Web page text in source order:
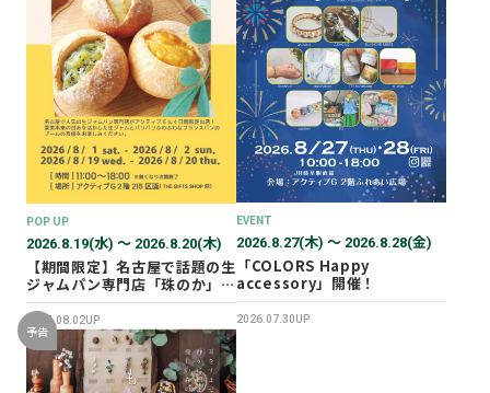
POP UP
2026.8.19(水) 〜 2026.8.20(木)
【期間限定】名古屋で話題の生
ジャムパン専門店「珠のか」
POP UP SHOP
2026.08.02UP
EVENT
2026.8.27(木) 〜 2026.8.28(金)
「COLORS Happy
accessory」開催！
2026.07.30UP
予告